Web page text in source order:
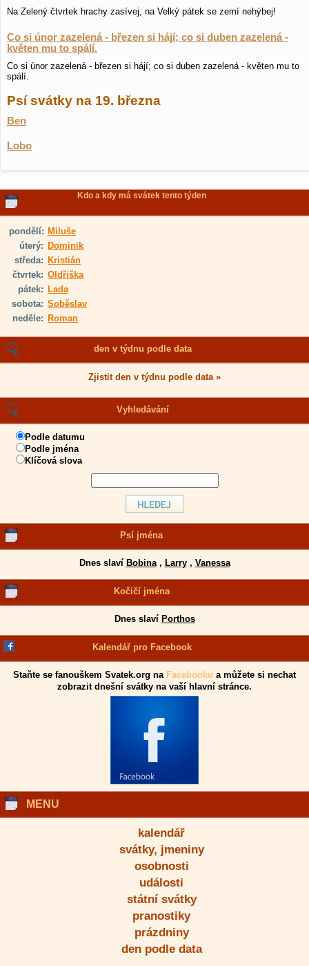
Na Zelený čtvrtek hrachy zasívej, na Velký pátek se zemí nehýbej!
Co si únor zazelená - březen si hájí; co si duben zazelená -
květen mu to spálí.
Co si únor zazelená - březen si hájí; co si duben zazelená - květen mu to
spálí.
Psí svátky na 19. března
Ben
Lobo
Kdo a kdy má svátek tento týden
pondělí: Miluše
úterý: Dominik
středa: Kristián
čtvrtek: Oldřiška
pátek: Lada
sobota: Soběslav
neděle: Roman
den v týdnu podle data
Zjistit den v týdnu podle data »
Vyhledávání
Podle datumu
Podle jména
Klíčová slova
Psí jména
Dnes slaví Bobina, Larry, Vanessa
Kočičí jména
Dnes slaví Porthos
Kalendář pro Facebook
Staňte se fanouškem Svatek.org na Facebooku a můžete si nechat
zobrazit dnešní svátky na vaší hlavní stránce.
MENU
kalendář
svátky, jmeniny
osobnosti
události
státní svátky
pranostiky
prázdniny
den podle data